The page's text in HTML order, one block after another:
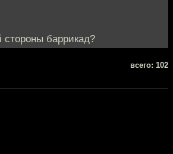
стороны баррикад?
всего: 102